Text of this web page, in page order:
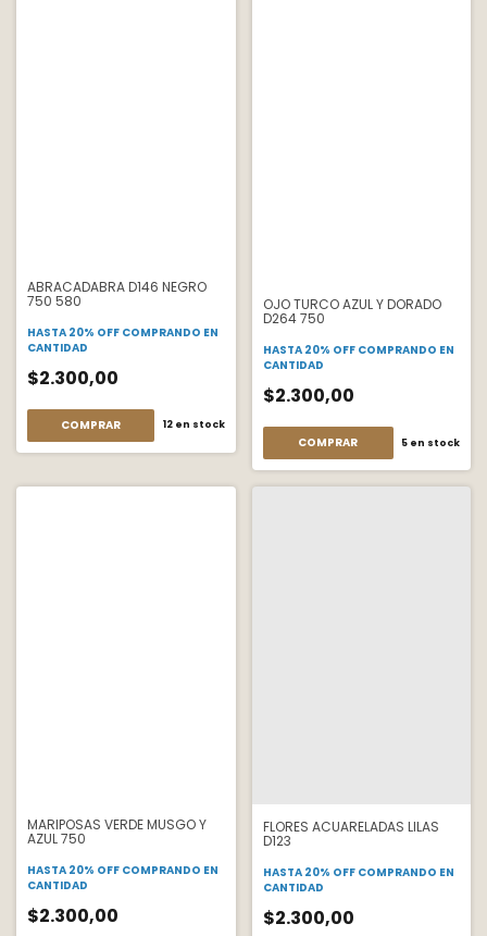
ABRACADABRA D146 NEGRO
750 580
HASTA 20% OFF COMPRANDO EN
CANTIDAD
$2.300,00
COMPRAR 12en stock
OJO TURCO AZUL Y DORADO
D264 750
HASTA 20% OFF COMPRANDO EN
CANTIDAD
$2.300,00
COMPRAR 5 en stock
MARIPOSAS VERDE MUSGO Y
AZUL 750
HASTA 20% OFF COMPRANDO EN
CANTIDAD
$2.300,00
FLORES ACUARELADAS LILAS
D123
HASTA 20% OFF COMPRANDO EN
CANTIDAD
$2.300,00